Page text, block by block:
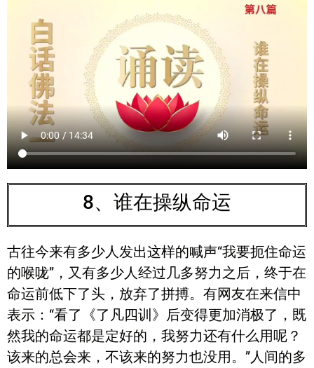
8、谁在操纵命运
古往今来有多少人发出这样的喊声“我要扼住命运
的喉咙”，又有多少人经过几多努力之后，终于在
命运前低下了头，放弃了拼搏。有网友在来信中
表示：“看了《了凡四训》后变得更加消极了，既
然我的命运都是定好的，我努力还有什么用呢？
该来的总会来，不该来的努力也没用。”人间的多